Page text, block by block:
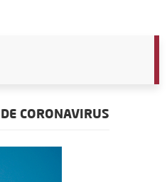
CORONAVIRUS